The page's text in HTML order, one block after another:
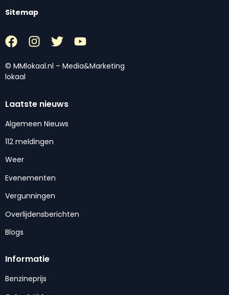
Sitemap
© MMlokaal.nl – Media&Marketing
lokaal
Laatste nieuws
Algemeen Nieuws
112 meldingen
Weer
Evenementen
Vergunningen
Overlijdensberichten
Blogs
Informatie
Benzineprijs